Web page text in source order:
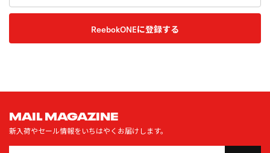
ReebokONEに登録する
MAIL MAGAZINE
新入荷やセール情報をいちはやくお届けします。